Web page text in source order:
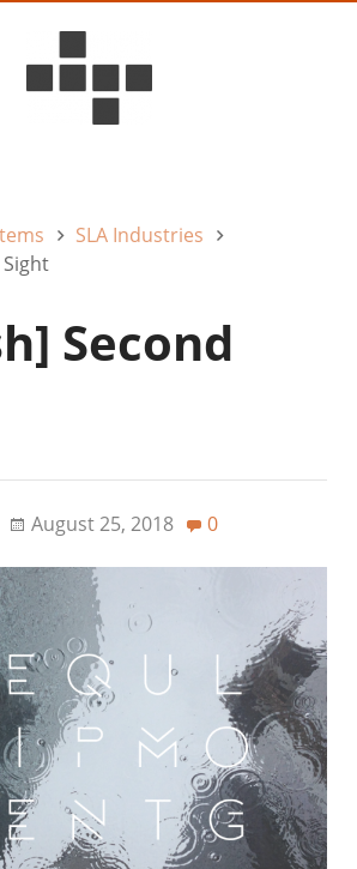
SLA Industries
Second
August 25, 2018 0